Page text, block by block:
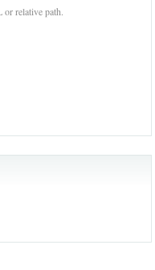
or relative path.